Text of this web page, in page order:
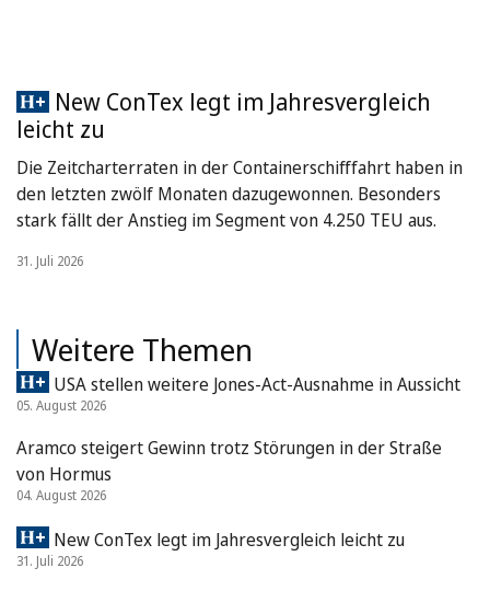
New ConTex legt im Jahresvergleich
leicht zu
Die Zeitcharterraten in der Containerschifffahrt haben in
den letzten zwölf Monaten dazugewonnen. Besonders
stark fällt der Anstieg im Segment von 4.250 TEU aus.
31. Juli 2026
Weitere Themen
USA stellen weitere Jones-Act-Ausnahme in Aussicht
05. August 2026
Aramco steigert Gewinn trotz Störungen in der Straße
von Hormus
04. August 2026
New ConTex legt im Jahresvergleich leicht zu
31. Juli 2026